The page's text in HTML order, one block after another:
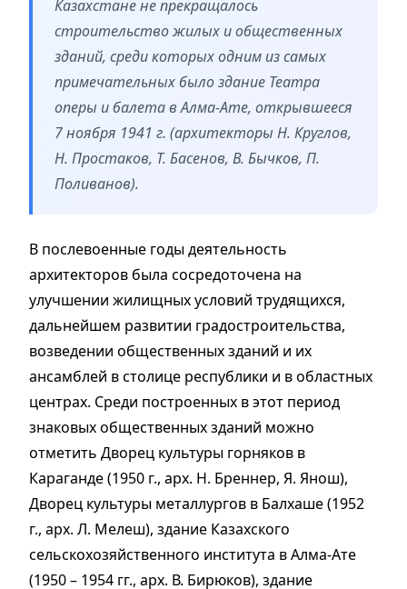
Казахстане не прекращалось
строительство жилых и общественных
зданий, среди которых одним из самых
примечательных было здание Театра
оперы и балета в Алма-Ате, открывшееся
7 ноября 1941 г. (архитекторы Н. Круглов,
Н. Простаков, Т. Басенов, В. Бычков, П.
Поливанов).
В послевоенные годы деятельность
архитекторов была сосредоточена на
улучшении жилищных условий трудящихся,
дальнейшем развитии градостроительства,
возведении общественных зданий и их
ансамблей в столице республики и в областных
центрах. Среди построенных в этот период
знаковых общественных зданий можно
отметить Дворец культуры горняков в
Караганде (1950 г., арх. Н. Бреннер, Я. Янош),
Дворец культуры металлургов в Балхаше (1952
г., арх. Л. Мелеш), здание Казахского
сельскохозяйственного института в Алма-Ате
(1950 – 1954 гг., арх. В. Бирюков), здание